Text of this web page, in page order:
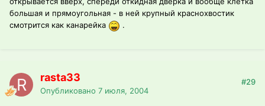
большая и прямоугольная - в ней крупный краснохвостик
смотрится как канарейка
.
rasta33
Опубликовано 7 июля, 2004
#29